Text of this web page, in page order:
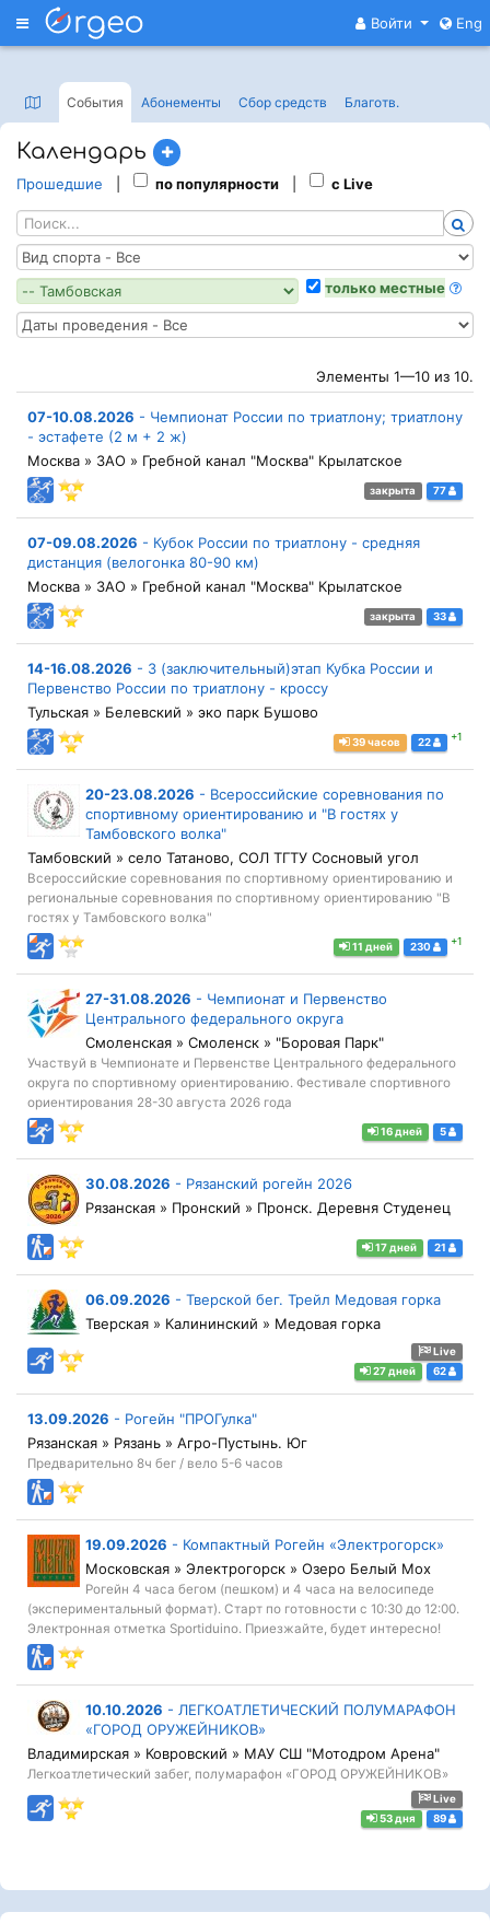
Меню Войти Eng
События Абонементы Сбор средств Благотв.
Календарь
Прошедшие по популярности с Live
только местные
Элементы 1—10 из 10.
07-10.08.2026 - Чемпионат России по триатлону; триатлону
- эстафете (2 м + 2 ж)
Москва » ЗАО » Гребной канал "Москва" Крылатское
закрыта 77
07-09.08.2026 - Кубок России по триатлону - средняя
дистанция (велогонка 80-90 км)
Москва » ЗАО » Гребной канал "Москва" Крылатское
закрыта 33
14-16.08.2026 - 3 (заключительный)этап Кубка России и
Первенство России по триатлону - кроссу
Тульская » Белевский » эко парк Бушово
39 часов 22 +1
20-23.08.2026 - Всероссийские соревнования по
спортивному ориентированию и "В гостях у
Тамбовского волка"
Тамбовский » село Татаново, СОЛ ТГТУ Сосновый угол
Всероссийские соревнования по спортивному ориентированию и
региональные соревнования по спортивному ориентированию "В
гостях у Тамбовского волка"
11 дней 230 +1
27-31.08.2026 - Чемпионат и Первенство
Центрального федерального округа
Смоленская » Смоленск » "Боровая Парк"
Участвуй в Чемпионате и Первенстве Центрального федерального
округа по спортивному ориентированию. Фестивале спортивного
ориентирования 28-30 августа 2026 года
16 дней 5
30.08.2026 - Рязанский рогейн 2026
Рязанская » Пронский » Пронск. Деревня Студенец
17 дней 21
06.09.2026 - Тверской бег. Трейл Медовая горка
Тверская » Калининский » Медовая горка
Live
27 дней
62
13.09.2026 - Рогейн "ПРОГулка"
Рязанская » Рязань » Агро-Пустынь. Юг
Предварительно 8ч бег / вело 5-6 часов
19.09.2026 - Компактный Рогейн «Электрогорск»
Московская » Электрогорск » Озеро Белый Мох
Рогейн 4 часа бегом (пешком) и 4 часа на велосипеде
(экспериментальный формат). Старт по готовности с 10:30 до 12:00.
Электронная отметка Sportiduino. Приезжайте, будет интересно!
10.10.2026 - ЛЕГКОАТЛЕТИЧЕСКИЙ ПОЛУМАРАФОН
«ГОРОД ОРУЖЕЙНИКОВ»
Владимирская » Ковровский » МАУ СШ "Мотодром Арена"
Легкоатлетический забег, полумарафон «ГОРОД ОРУЖЕЙНИКОВ»
Live
53 дня
89